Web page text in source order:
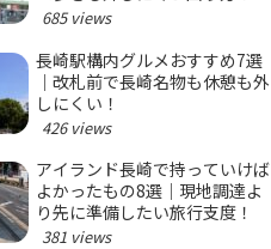
685 views
長崎駅構内グルメおすすめ7選
｜改札前で長崎名物も休憩も外
しにくい！
426 views
アイランド長崎で持っていけば
よかったもの8選｜現地調達よ
り先に準備したい旅行支度！
381 views